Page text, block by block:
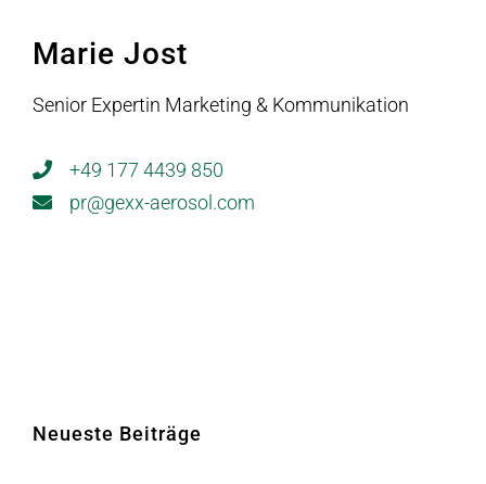
Marie Jost
Senior Expertin Marketing & Kommunikation
+49 177 4439 850
pr@gexx-aerosol.com
Neueste Beiträge